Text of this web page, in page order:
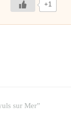
+1
sur Mer”